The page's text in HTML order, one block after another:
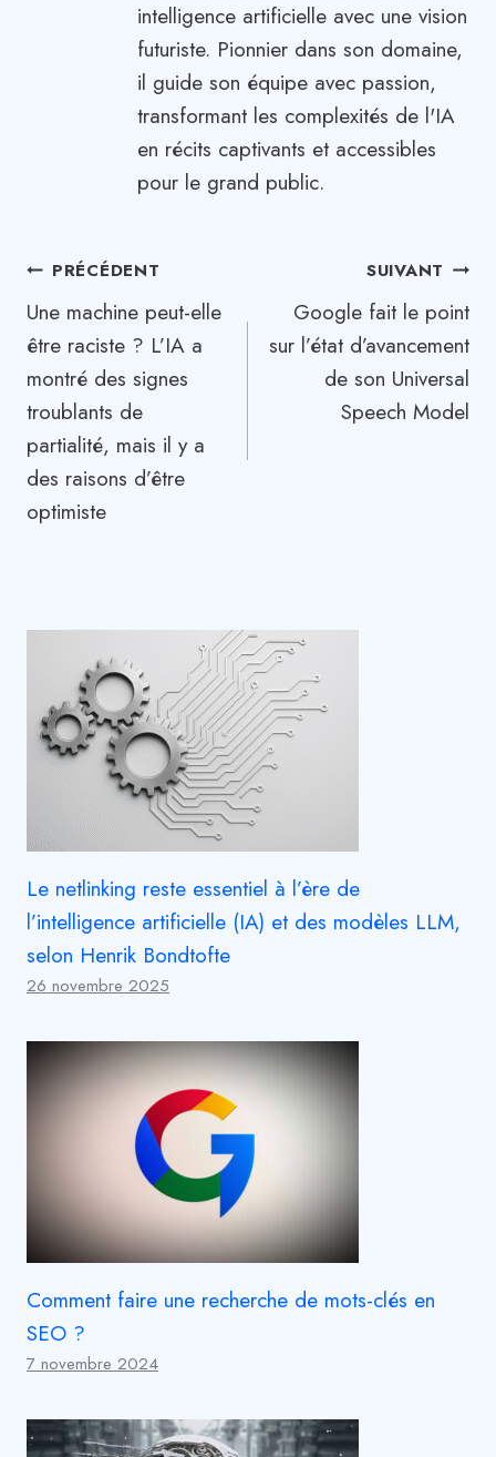
intelligence artificielle avec une vision
futuriste. Pionnier dans son domaine,
il guide son équipe avec passion,
transformant les complexités de l'IA
en récits captivants et accessibles
pour le grand public.
Navigation
de
l’article
PRÉCÉDENT
Une machine peut-elle
être raciste ? L’IA a
montré des signes
troublants de
partialité, mais il y a
des raisons d’être
optimiste
SUIVANT
Google fait le point
sur l’état d’avancement
de son Universal
Speech Model
Le netlinking reste essentiel à l’ère de
l’intelligence artificielle (IA) et des modèles LLM,
selon Henrik Bondtofte
26 novembre 2025
Comment faire une recherche de mots-clés en
SEO ?
7 novembre 2024